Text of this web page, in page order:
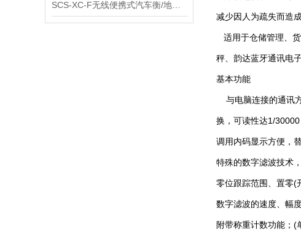
减少因人为疏失而造
适用于仓储管理、
秤、韵达蓝牙通讯电
基本功能
与电脑连接的通讯
换，可读性达1/30000
调用内码显示方便，
特殊的数字滤波技术
零位跟踪范围、置零(
数字滤波的速度、幅
附带称重计数功能；(